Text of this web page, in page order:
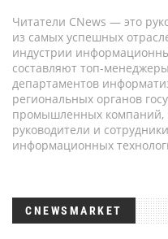
Читатели CNews — это
из самых успешных
индустрии
составляют топ-
департаментов
региональных органов
промышленных компаний,
руководители и
информационных
CNEWSMARKET